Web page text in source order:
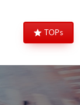
TOPs